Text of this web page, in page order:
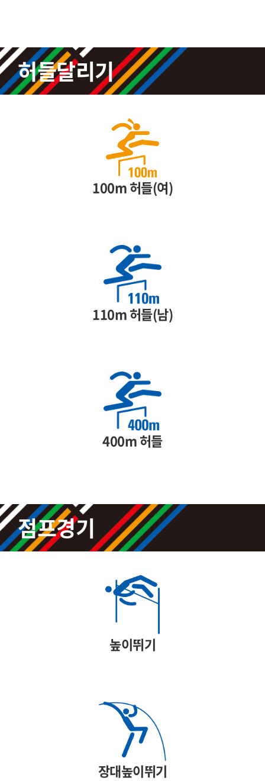
허들달리기
100m 허들(여)
110m 허들(남)
400m 허들
점프경기
높이뛰기
장대높이뛰기